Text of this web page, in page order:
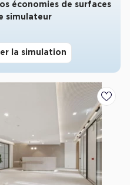
économies de surfaces
simulateur
la simulation